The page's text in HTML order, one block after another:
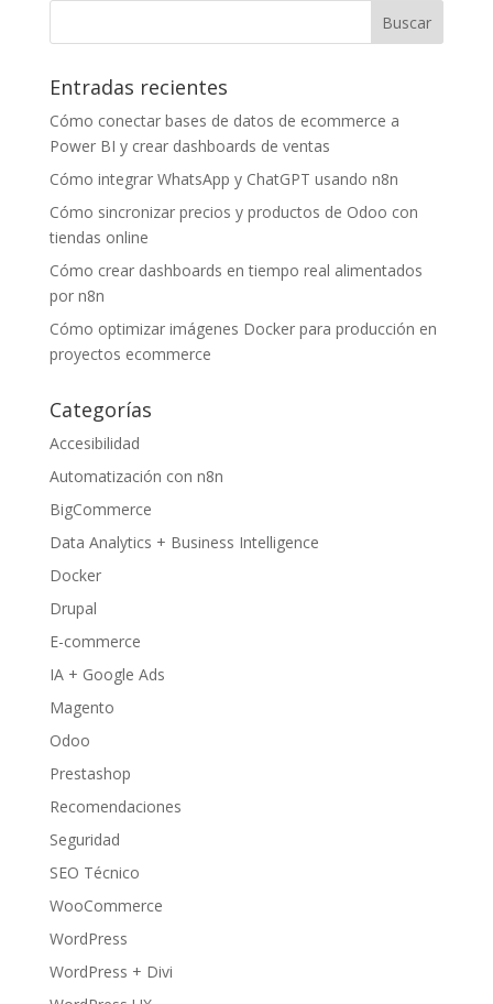
Entradas recientes
Cómo conectar bases de datos de ecommerce a
Power BI y crear dashboards de ventas
Cómo integrar WhatsApp y ChatGPT usando n8n
Cómo sincronizar precios y productos de Odoo con
tiendas online
Cómo crear dashboards en tiempo real alimentados
por n8n
Cómo optimizar imágenes Docker para producción en
proyectos ecommerce
Categorías
Accesibilidad
Automatización con n8n
BigCommerce
Data Analytics + Business Intelligence
Docker
Drupal
E-commerce
IA + Google Ads
Magento
Odoo
Prestashop
Recomendaciones
Seguridad
SEO Técnico
WooCommerce
WordPress
WordPress + Divi